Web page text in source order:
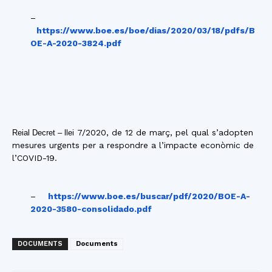
–
https://www.boe.es/boe/dias/2020/03/18/pdfs/B
OE-A-2020-3824.pdf
Reial Decret – llei 7/2020, de 12 de març, pel qual s’adopten
mesures urgents per a respondre a l’impacte econòmic de
l’COVID-19.
– https://www.boe.es/buscar/pdf/2020/BOE-A-
2020-3580-consolidado.pdf
DOCUMENTS Documents